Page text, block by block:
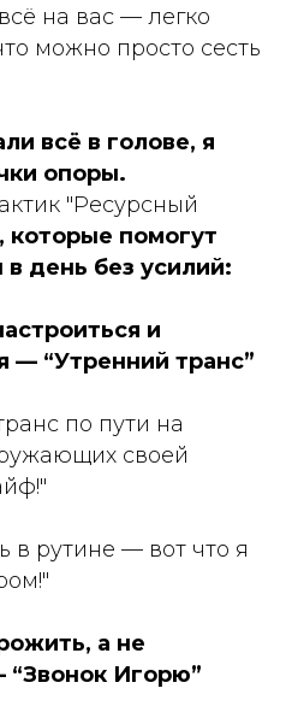
на вас — легко
можно просто сесть
всё в голове, я
опоры.
"Ресурсный
которые помогут
в день без усилий:
и
— “Утренний транс”
по пути на
своей
в рутине — вот что я
а не
Игорю”